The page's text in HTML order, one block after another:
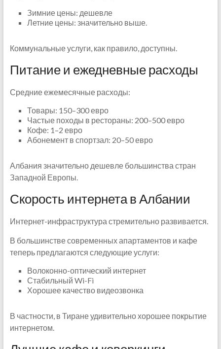
Зимние цены: дешевле
Летние цены: значительно выше.
Коммунальные услуги, как правило, доступны.
Питание и ежедневные расходы
Средние ежемесячные расходы:
Товары: 150–300 евро
Частые походы в рестораны: 200–500 евро
Кофе: 1–2 евро
Абонемент в спортзал: 20–50 евро
Албания значительно дешевле большинства стран
Западной Европы.
Скорость интернета в Албании
Интернет-инфраструктура стремительно развивается.
В большинстве современных апартаментов и кафе
теперь предлагаются следующие услуги:
Волоконно-оптический интернет
Стабильный Wi-Fi
Хорошее качество видеозвонка
В частности, в Тиране удивительно хорошее покрытие
интернетом.